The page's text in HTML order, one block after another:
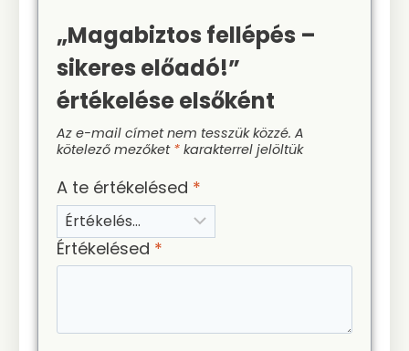
„Magabiztos fellépés –
sikeres előadó!”
értékelése elsőként
Az e-mail címet nem tesszük közzé. A
kötelező mezőket *karakterrel jelöltük
A te értékelésed *
Értékelésed *